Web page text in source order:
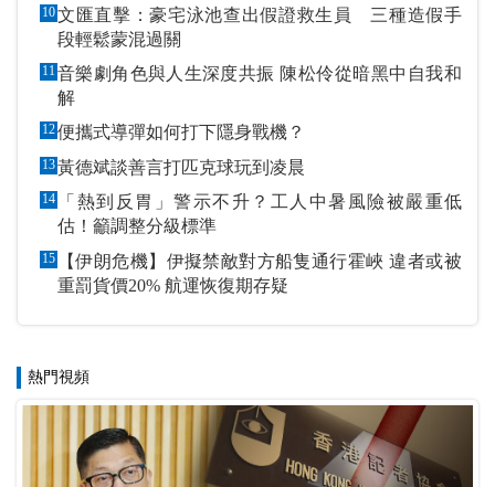
10文匯直擊：豪宅泳池查出假證救生員 三種造假手
段輕鬆蒙混過關
11音樂劇角色與人生深度共振 陳松伶從暗黑中自我和
解
12便攜式導彈如何打下隱身戰機？
13黃德斌談善言打匹克球玩到凌晨
14
「熱到反胃」警示不升？工人中暑風險被嚴重低
估！籲調整分級標準
15
【伊朗危機】伊擬禁敵對方船隻通行霍峽 違者或被
重罰貨價20% 航運恢復期存疑
熱門視頻